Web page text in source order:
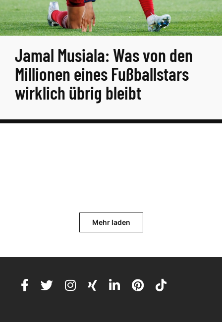
Jamal Musiala: Was von den
Millionen eines Fußballstars
wirklich übrig bleibt
Mehr laden